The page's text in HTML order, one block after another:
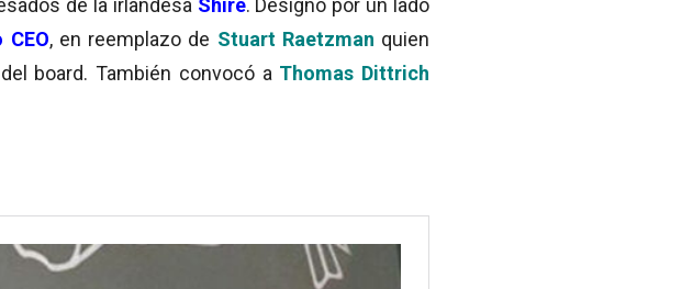
CEO, en reemplazo de Stuart Raetzman quien
board. También convocó a Thomas Dittrich